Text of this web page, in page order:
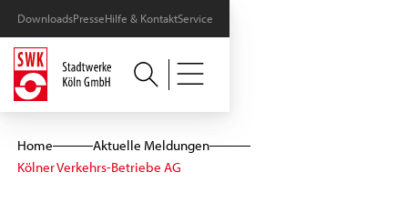
DownloadsPresseHilfe & KontaktService
Home
Aktuelle Meldungen
Kölner Verkehrs-Betriebe AG